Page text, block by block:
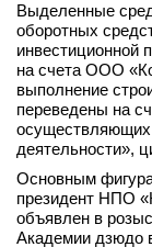
Стать
Выделенные
оборотных
инвестиционной
на счета ООО
выполнение
переведены на
осуществляющих
деятельности»,
Основным
президент НПО
объявлен в
Академии дзюдо